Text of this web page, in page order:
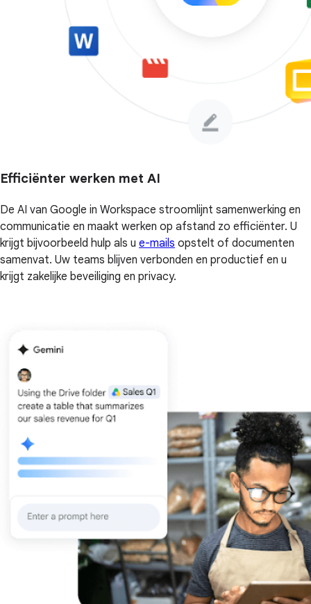
Efficiënter werken met AI
De AI van Google in Workspace stroomlijnt samenwerking en
communicatie en maakt werken op afstand zo efficiënter. U
krijgt bijvoorbeeld hulp als u e-mails opstelt of documenten
samenvat. Uw teams blijven verbonden en productief en u
krijgt zakelijke beveiliging en privacy.